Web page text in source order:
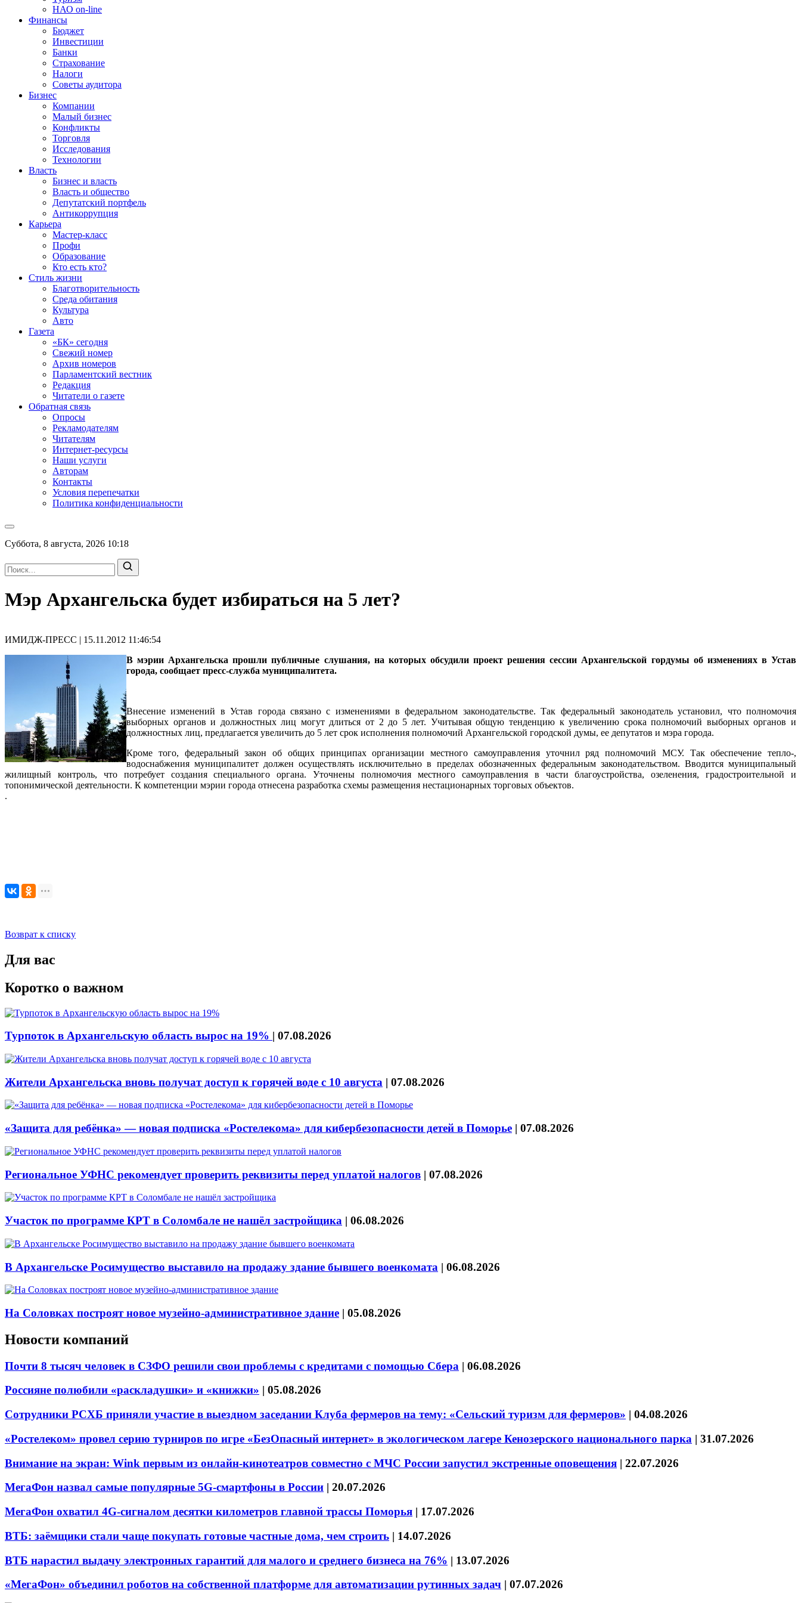
НАО on-line
Финансы
Бюджет
Инвестиции
Банки
Страхование
Налоги
Советы аудитора
Бизнес
Компании
Малый бизнес
Конфликты
Торговля
Исследования
Технологии
Власть
Бизнес и власть
Власть и общество
Депутатский портфель
Антикоррупция
Карьера
Мастер-класс
Профи
Образование
Кто есть кто?
Стиль жизни
Благотворительность
Среда обитания
Культура
Авто
Газета
«БК» сегодня
Свежий номер
Архив номеров
Парламентский вестник
Редакция
Читатели о газете
Обратная связь
Опросы
Рекламодателям
Читателям
Интернет-ресурсы
Наши услуги
Авторам
Контакты
Условия перепечатки
Политика конфиденциальности
Суббота, 8 августа, 2026 10:18
Мэр Архангельска будет избираться на 5 лет?
ИМИДЖ-ПРЕСС | 15.11.2012 11:46:54
В мэрии Архангельска прошли публичные слушания, на которых обсудили проект решения сессии Архангельской гордумы об изменениях в Устав
города, сообщает пресс-служба муниципалитета.
Внесение изменений в Устав города связано с изменениями в федеральном законодательстве. Так федеральный законодатель установил, что полномочия
выборных органов и должностных лиц могут длиться от 2 до 5 лет. Учитывая общую тенденцию к увеличению срока полномочий выборных органов и
должностных лиц, предлагается увеличить до 5 лет срок исполнения полномочий Архангельской городской думы, ее депутатов и мэра города.
Кроме того, федеральный закон об общих принципах организации местного самоуправления уточнил ряд полномочий МСУ. Так обеспечение тепло-,
водоснабжения муниципалитет должен осуществлять исключительно в пределах обозначенных федеральным законодательством. Вводится муниципальный
жилищный контроль, что потребует создания специального органа. Уточнены полномочия местного самоуправления в части благоустройства, озеленения, градостроительной и
топонимической деятельности. К компетенции мэрии города отнесена разработка схемы размещения нестационарных торговых объектов.
.
Возврат к списку
Для вас
Коротко о важном
Турпоток в Архангельскую область вырос на 19% | 07.08.2026
Жители Архангельска вновь получат доступ к горячей воде с 10 августа | 07.08.2026
«Защита для ребёнка» — новая подписка «Ростелекома» для кибербезопасности детей в Поморье | 07.08.2026
Региональное УФНС рекомендует проверить реквизиты перед уплатой налогов | 07.08.2026
Участок по программе КРТ в Соломбале не нашёл застройщика | 06.08.2026
В Архангельске Росимущество выставило на продажу здание бывшего военкомата | 06.08.2026
На Соловках построят новое музейно-административное здание | 05.08.2026
Новости компаний
Почти 8 тысяч человек в СЗФО решили свои проблемы с кредитами с помощью Сбера | 06.08.2026
Россияне полюбили «раскладушки» и «книжки» | 05.08.2026
Сотрудники РСХБ приняли участие в выездном заседании Клуба фермеров на тему: «Сельский туризм для фермеров» | 04.08.2026
«Ростелеком» провел серию турниров по игре «БезОпасный интернет» в экологическом лагере Кенозерского национального парка | 31.07.2026
Внимание на экран: Wink первым из онлайн-кинотеатров совместно с МЧС России запустил экстренные оповещения | 22.07.2026
МегаФон назвал самые популярные 5G-смартфоны в России | 20.07.2026
МегаФон охватил 4G-сигналом десятки километров главной трассы Поморья | 17.07.2026
ВТБ: заёмщики стали чаще покупать готовые частные дома, чем строить | 14.07.2026
ВТБ нарастил выдачу электронных гарантий для малого и среднего бизнеса на 76% | 13.07.2026
«МегаФон» объединил роботов на собственной платформе для автоматизации рутинных задач | 07.07.2026